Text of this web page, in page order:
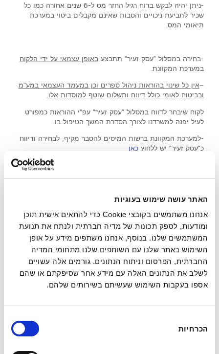
האתר עושה שימוש בעוגיות
אנחנו משתמשים בקובצי Cookie כדי להתאים אישית תוכן
ומודעות, לספק תכונות של מדיה חברתית ולנתח את תנועת
המשתמשים שלנו. בנוסף, אנחנו משתפים מידע על אופן
השימוש באתר שלנו עם השותפים שלנו מתחומי המדיה
החברתית, הפרסום וניתוח הנתונים. גורמים אלה עשויים
לשלב את הנתונים האלה עם מידע אחר שסיפקתם או שהם
אספו בעקבות השימוש שעשיתם בשירותים שלהם.
הסכמה
הכרחיות
-ניתן יהיה לבקש בדוח רגיל
החזר מס ל-6 שנים אחורה כמו כל
שכיר לתביעת ניכויים והטבות שאינם מקבלים ביטוי במערכת
תיאומי המס.
-בחירה במסלול "עסק זעיר" תתבצעבאופן עצמאי על ידי הלקוח
במערכת המקוונת.
–אין כל שינוי בהוראות ניהול ספרים וכן במעמד העצמאי במע"מ
ובביטוח לאומי כולל דיווח ותשלום שוטף למוסדות אלו.
לקוח שיבחר לדווח במסלול "עסק זעיר" עפ"י ההוראות כמפורט
לעיל יפנה למשרדנו לצורך הסדרת המשך הטיפול בו.
-למערכת המקוונת ברשות המיסים להסבר מקיף, לבחירה ודיווח
כ"עסק זעיר" יש ללחוץכאן
האמור לעיל הינו כללי בלבד ואינו מהווה ייעוץ או חוות דעת.
מומלץ לקבל ייעוץ פרטני לפני נקיטת פעולה כלשהיא בנושאים